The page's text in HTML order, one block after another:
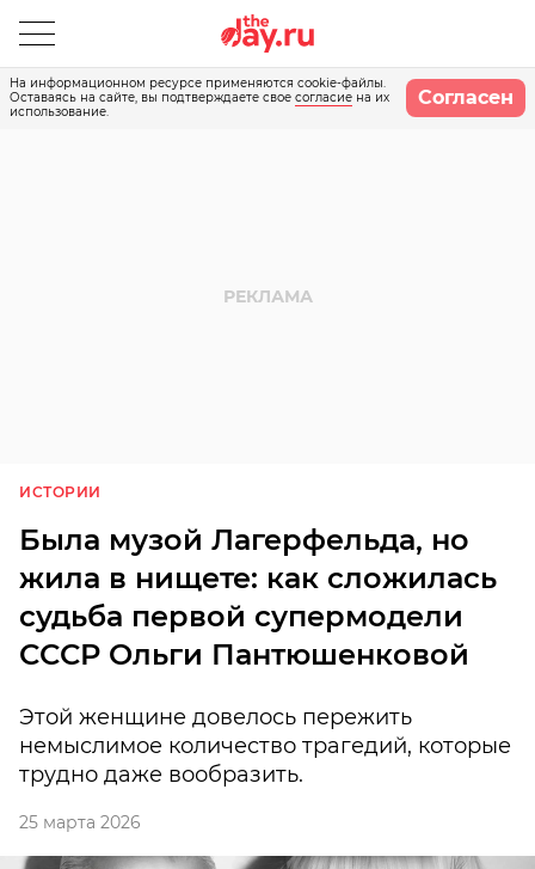
На информационном ресурсе применяются cookie-файлы.
Оставаясь на сайте, вы подтверждаете свое согласие на их
использование.
Согласен
ИСТОРИИ
Была музой Лагерфельда, но
жила в нищете: как сложилась
судьба первой супермодели
СССР Ольги Пантюшенковой
Этой женщине довелось пережить
немыслимое количество трагедий, которые
трудно даже вообразить.
25 марта 2026